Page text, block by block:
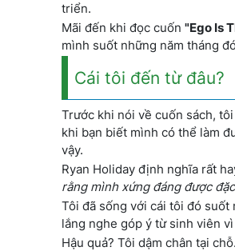
triển.
Mãi đến khi đọc cuốn "Ego Is
mình suốt những năm tháng
Cái tôi đến từ đâu?
Trước khi nói về cuốn sách,
khi bạn biết mình có thể làm
vậy.
Ryan Holiday định nghĩa rất
rằng mình xứng đáng được
Tôi đã sống với cái tôi đó
lắng nghe góp ý từ sinh viên
Hậu quả? Tôi dậm chân tại